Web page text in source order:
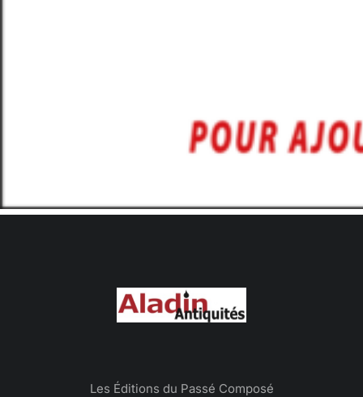
Les Éditions du Passé Composé